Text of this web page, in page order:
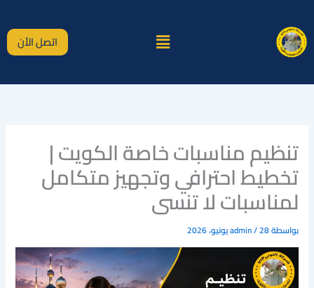
المحتوى
القائمة اتصل الأن
تنظيم مناسبات خاصة الكويت |
تخطيط احترافي وتجهيز متكامل
لمناسبات لا تنسى
بواسطة admin/28 يونيو، 2026